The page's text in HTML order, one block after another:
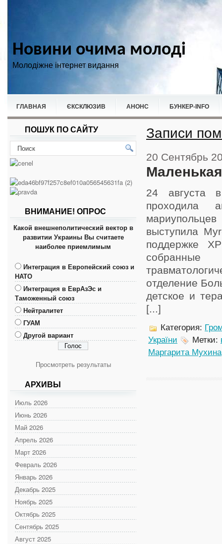
Новини очима молоді
Молодіжне інтернет видання
ГЛАВНАЯ ЄКСКЛЮЗИВ АНОНС БУНКЕР-ІNFO
НОВИНИ СПОРТ
ПОШУК ПО САЙТУ
ВНИМАНИЕ! ОПРОС
Какой внешнеполитический вектор в
развитии Украины Вы считаете
наиболее приемлимым
Интеграция в Европейский союз и
НАТО
Интеграция в ЕврАзЭс и
Таможенный союз
Нейтралитет
ГУАМ
Другой вариант
Просмотреть результаты
АРХИВЫ
Июль 2026
Июнь 2026
Май 2026
Апрель 2026
Март 2026
Февраль 2026
Январь 2026
Декабрь 2025
Ноябрь 2025
Октябрь 2025
Сентябрь 2025
Август 2025
Записи
20 Сентябрь
24 августа
проходила
выступила
поддержке
отделение
детское и
[...]
Категория:
України
Метки:
Маргарита Мухина